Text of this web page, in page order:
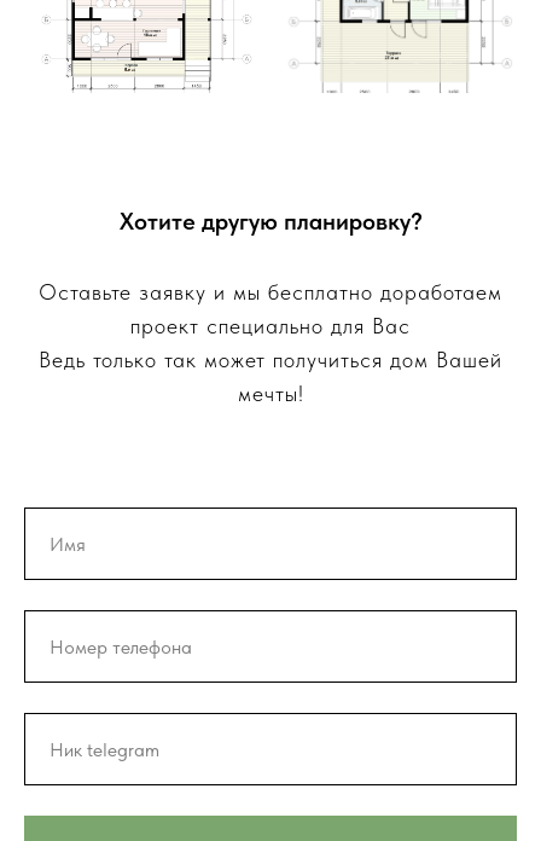
Хотите другую планировку?
Оставьте заявку и мы бесплатно доработаем
проект специально для Вас
Ведь только так может получиться дом Вашей
мечты!